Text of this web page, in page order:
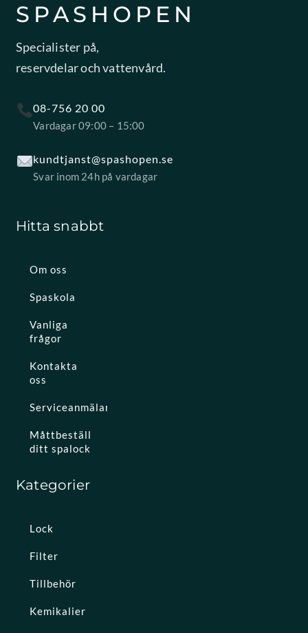
SPASHOPEN
Specialister på,
reservdelar och vattenvård.
08-756 20 00
Vardagar 09:00 – 15:00
kundtjanst@spashopen.se
Svar inom 24h på vardagar
Hitta snabbt
Om oss
Spaskola
Vanliga
frågor
Kontakta
oss
Serviceanmälan
Måttbeställ
ditt spalock
Kategorier
Lock
Filter
Tillbehör
Kemikalier